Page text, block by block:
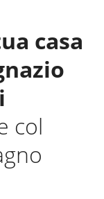
casa
col